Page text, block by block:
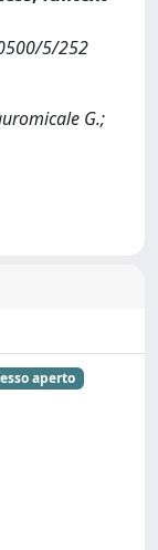
5/252
G.;
aperto